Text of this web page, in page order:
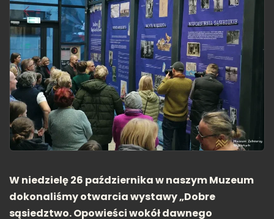
W niedzielę 26 października w naszym Muzeum
dokonaliśmy otwarcia wystawy „Dobre
sąsiedztwo. Opowieści wokół dawnego